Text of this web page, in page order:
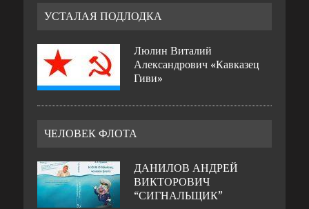
УСТАЛАЯ ПОДЛОДКА
Люлин Виталий
Александрович «Кавказец
Гиви»
ЧЕЛОВЕК ФЛОТА
ДАНИЛОВ АНДРЕЙ
ВИКТОРОВИЧ
“СИГНАЛЬЩИК”